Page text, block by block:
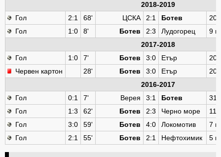
2018-2019
Гол
2:1 68' ЦСКА 2:1 Ботев
20
Гол
1:0 8' Ботев 2:3 Лудогорец
9
2017-2018
Гол
1:0 7' Ботев 3:0 Етър
20
Червен картон
28' Ботев 3:0 Етър
20
2016-2017
Гол
0:1 7' Верея 3:1 Ботев
31
Гол
1:3 62' Ботев 2:3 Черно море
11
Гол
3:0 59' Ботев 4:0 Локомотив
7
Гол
2:1 55' Ботев 2:1 Нефтохимик 5